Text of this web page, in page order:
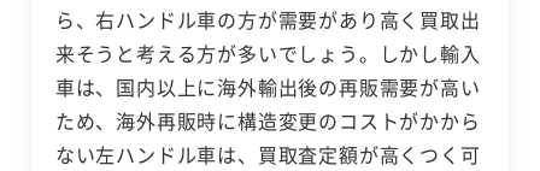
ら、右ハンドル車の方が需要があり高く買取出
来そうと考える方が多いでしょう。しかし輸入
車は、国内以上に海外輸出後の再販需要が高い
ため、海外再販時に構造変更のコストがかから
ない左ハンドル車は、買取査定額が高くつく可